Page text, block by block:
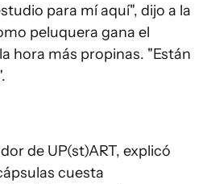
para mí aquí", dijo a la
peluquera gana el
hora más propinas. "Están
de UP(st)ART, explicó
cuesta